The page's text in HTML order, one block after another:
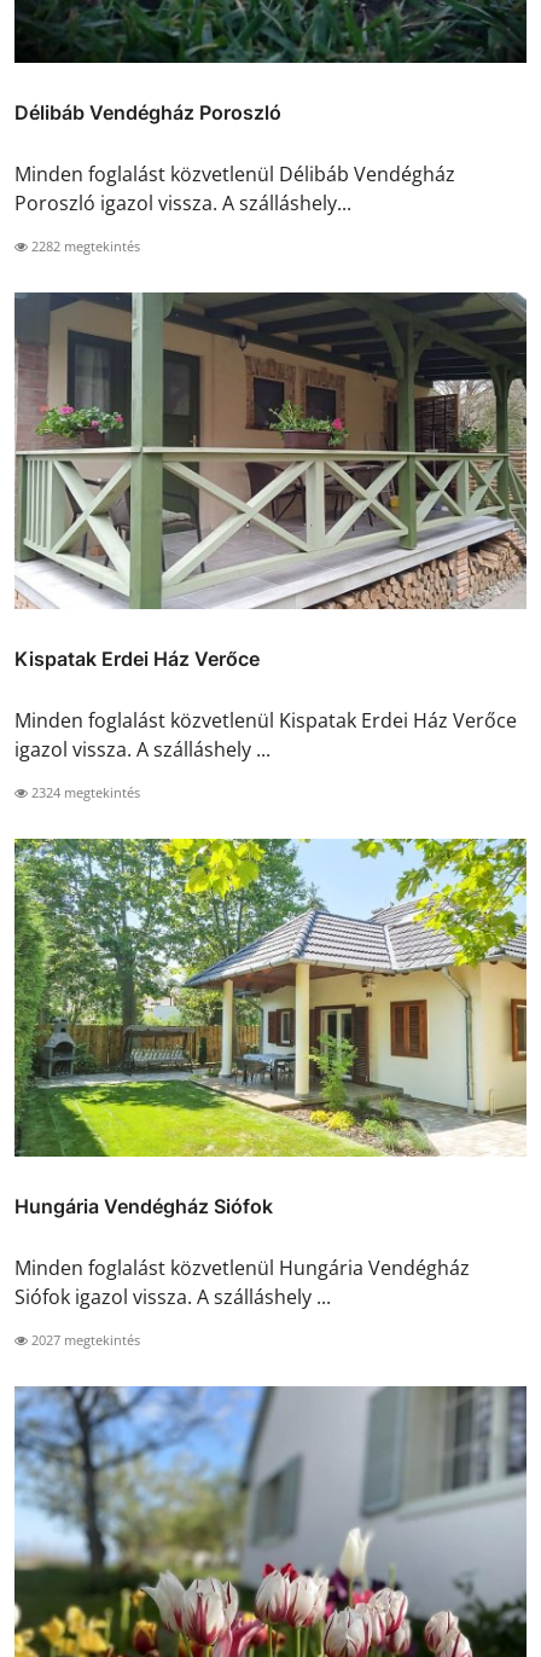
Délibáb Vendégház Poroszló
Minden foglalást közvetlenül Délibáb Vendégház
Poroszló igazol vissza. A szálláshely...
2282 megtekintés
Kispatak Erdei Ház Verőce
Minden foglalást közvetlenül Kispatak Erdei Ház Verőce
igazol vissza. A szálláshely ...
2324 megtekintés
Hungária Vendégház Siófok
Minden foglalást közvetlenül Hungária Vendégház
Siófok igazol vissza. A szálláshely ...
2027 megtekintés